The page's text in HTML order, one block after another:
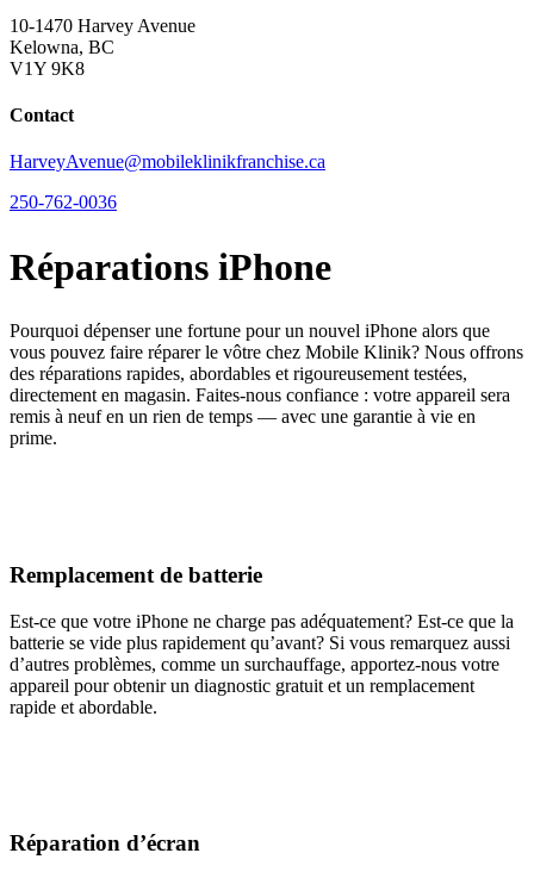
10-1470 Harvey Avenue
Kelowna, BC
V1Y 9K8
Contact
HarveyAvenue@mobileklinikfranchise.ca
250-762-0036
Réparations iPhone
Pourquoi dépenser une fortune pour un nouvel iPhone alors que
vous pouvez faire réparer le vôtre chez Mobile Klinik? Nous offrons
des réparations rapides, abordables et rigoureusement testées,
directement en magasin. Faites-nous confiance : votre appareil sera
remis à neuf en un rien de temps — avec une garantie à vie en
prime.
Remplacement de batterie
Est-ce que votre iPhone ne charge pas adéquatement? Est-ce que la
batterie se vide plus rapidement qu’avant? Si vous remarquez aussi
d’autres problèmes, comme un surchauffage, apportez-nous votre
appareil pour obtenir un diagnostic gratuit et un remplacement
rapide et abordable.
Réparation d’écran